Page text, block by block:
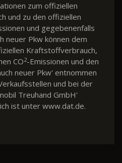
zum offiziellen
und zu den offiziellen
und gegebenenfalls
neuer Pkw können dem
Kraftstoffverbrauch,
CO2-Emissionen und den
neuer Pkw' entnommen
und bei der
Treuhand GmbH'
ist unter www.dat.de.